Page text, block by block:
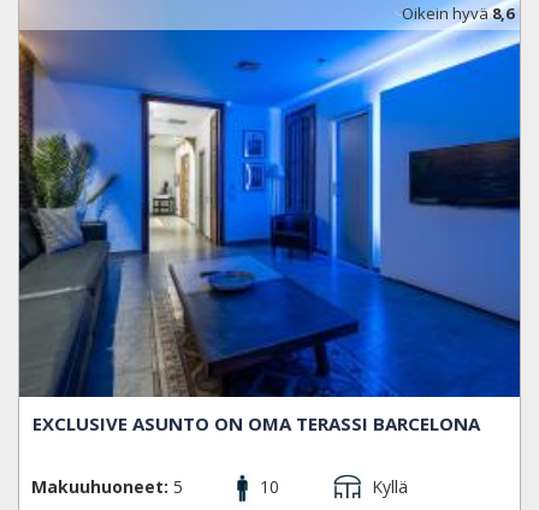
Oikein hyvä8,6
EXCLUSIVE ASUNTO ON OMA TERASSI BARCELONA
Makuuhuoneet: 5 10
Kyllä